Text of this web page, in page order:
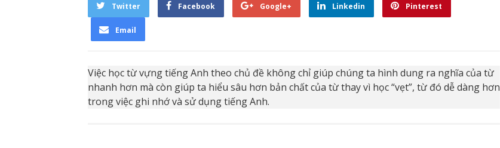
Twitter Facebook Google+ Linkedin Pinterest
Email
Việc học từ vựng tiếng Anh theo chủ đề không chỉ giúp chúng ta hình dung ra nghĩa của từ
nhanh hơn mà còn giúp ta hiểu sâu hơn bản chất của từ thay vì học “vẹt”, từ đó dễ dàng hơn
trong việc ghi nhớ và sử dụng tiếng Anh.